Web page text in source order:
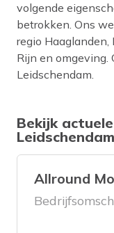
volgende
betrokken. Ons
regio Haaglanden,
Rijn en omgeving.
Leidschendam.
Bekijk
Leidschendam
Allround